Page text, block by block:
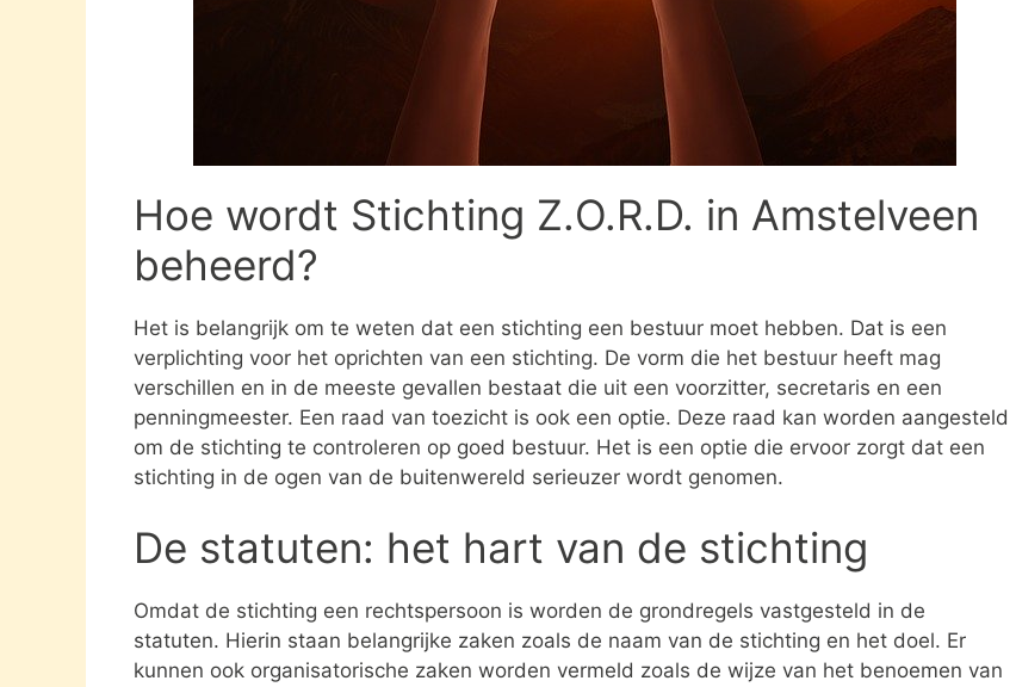
Hoe wordt Stichting Z.O.R.D. in Amstelveen
beheerd?
Het is belangrijk om te weten dat een stichting een bestuur moet hebben. Dat is een
verplichting voor het oprichten van een stichting. De vorm die het bestuur heeft mag
verschillen en in de meeste gevallen bestaat die uit een voorzitter, secretaris en een
penningmeester. Een raad van toezicht is ook een optie. Deze raad kan worden aangesteld
om de stichting te controleren op goed bestuur. Het is een optie die ervoor zorgt dat een
stichting in de ogen van de buitenwereld serieuzer wordt genomen.
De statuten: het hart van de stichting
Omdat de stichting een rechtspersoon is worden de grondregels vastgesteld in de
statuten. Hierin staan belangrijke zaken zoals de naam van de stichting en het doel. Er
kunnen ook organisatorische zaken worden vermeld zoals de wijze van het benoemen van